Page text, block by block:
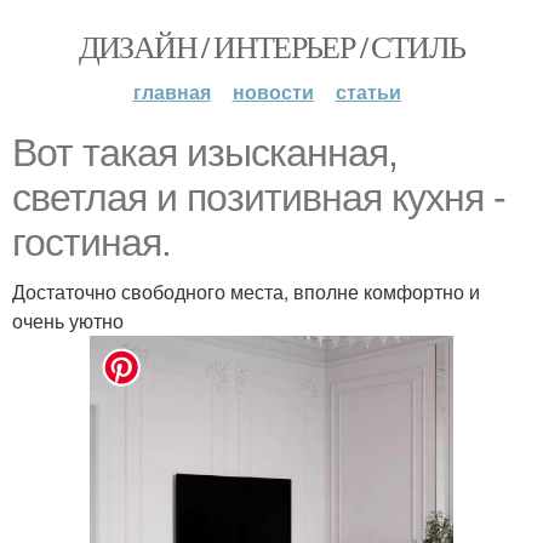
ДИЗАЙН / ИНТЕРЬЕР / СТИЛЬ
главная новости статьи
Вот такая изысканная,
светлая и позитивная кухня -
гостиная.
Достаточно свободного места, вполне комфортно и
очень уютно